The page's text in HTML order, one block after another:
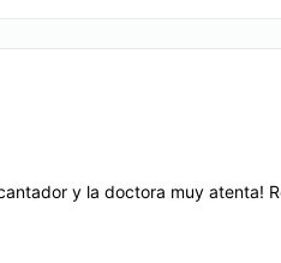
y la doctora muy atenta!